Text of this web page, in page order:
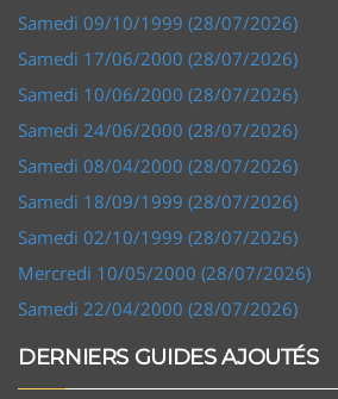
Samedi 09/10/1999 (28/07/2026)
Samedi 17/06/2000 (28/07/2026)
Samedi 10/06/2000 (28/07/2026)
Samedi 24/06/2000 (28/07/2026)
Samedi 08/04/2000 (28/07/2026)
Samedi 18/09/1999 (28/07/2026)
Samedi 02/10/1999 (28/07/2026)
Mercredi 10/05/2000 (28/07/2026)
Samedi 22/04/2000 (28/07/2026)
DERNIERS GUIDES AJOUTÉS